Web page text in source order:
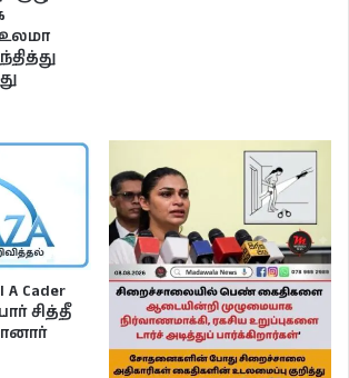
Cader
சித்தீ